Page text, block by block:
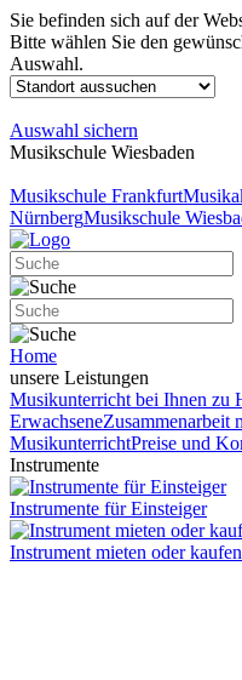
Sie befinden sich auf der
Bitte wählen Sie den
Auswahl.
Auswahl sichern
Musikschule Wiesbaden
Musikschule Frankfurt
NürnbergMusikschule
Home
unsere Leistungen
Musikunterricht bei Ihnen zu
ErwachseneZusammenarbeit
MusikunterrichtPreise und
Instrumente
Instrumente für Einsteiger
Instrument mieten oder kaufen